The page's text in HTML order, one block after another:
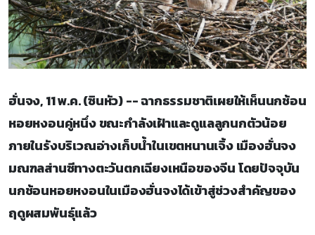
ฮั่นจง, 11 พ.ค. (ซินหัว) -- ฉากธรรมชาติเผยให้เห็นนกช้อน
หอยหงอนคู่หนึ่ง ขณะกำลังเฝ้าและดูแลลูกนกตัวน้อย
ภายในรังบริเวณอ่างเก็บน้ำในเขตหนานเจิ้ง เมืองฮั่นจง
มณฑลส่านซีทางตะวันตกเฉียงเหนือของจีน โดยปัจจุบัน
นกช้อนหอยหงอนในเมืองฮั่นจงได้เข้าสู่ช่วงสำคัญของ
ฤดูผสมพันธุ์แล้ว